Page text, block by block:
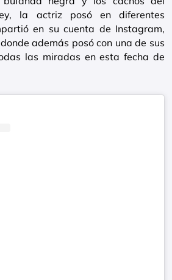
la actriz posó en diferentes
en su cuenta de Instagram,
además posó con una de sus
las miradas en esta fecha de